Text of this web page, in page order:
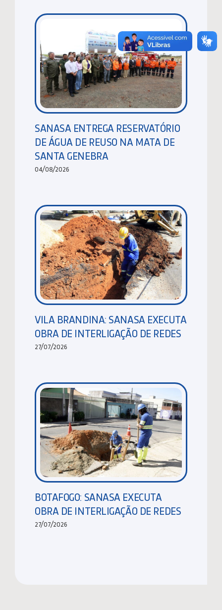
SANASA ENTREGA RESERVATÓRIO
DE ÁGUA DE REUSO NA MATA DE
SANTA GENEBRA
04/08/2026
VILA BRANDINA: SANASA EXECUTA
OBRA DE INTERLIGAÇÃO DE REDES
27/07/2026
BOTAFOGO: SANASA EXECUTA
OBRA DE INTERLIGAÇÃO DE REDES
27/07/2026